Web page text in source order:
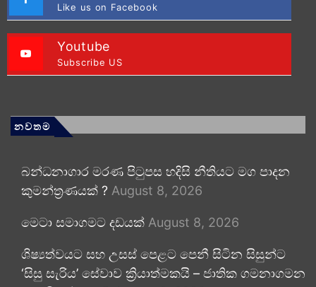
Like us on Facebook
Youtube
Subscribe US
නවතම
බන්ධනාගාර මරණ පිටුපස හදිසි නීතියට මග පාදන
කුමන්ත්‍රණයක් ? August 8, 2026
මෙටා සමාගමට දඩයක් August 8, 2026
ශිෂ්‍යත්වයට සහ උසස් පෙළට පෙනී සිටින සිසුන්ට
‘සිසු සැරිය’ සේවාව ක්‍රියාත්මකයි – ජාතික ගමනාගමන